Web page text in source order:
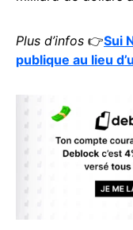
Plus d’infos 👉Sui
publique au lieu